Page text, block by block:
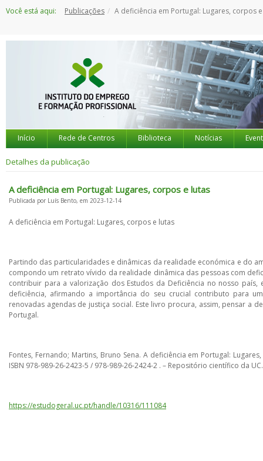
paraVocê está aqui: Publicações A deficiência em Portugal: Lugares, corpos
Início Rede de Centros Biblioteca Notícias
Detalhes da publicação
A deficiência em Portugal: Lugares, corpos e lutas
Publicada por Luís Bento, em 2023-12-14
A deficiência em Portugal: Lugares, corpos e lutas
Partindo das particularidades e dinâmicas da realidade económica e do
compondo um retrato vívido da realidade dinâmica das pessoas com
contribuir para a valorização dos Estudos da Deficiência no nosso
deficiência, afirmando a importância do seu crucial contributo para
renovadas agendas de justiça social. Este livro procura, assim, pensar a
Portugal.
Fontes, Fernando; Martins, Bruno Sena. A deficiência em Portugal:
ISBN 978-989-26-2423-5 / 978-989-26-2424-2 . – Repositório científico da UC.
https://estudogeral.uc.pt/handle/10316/111084